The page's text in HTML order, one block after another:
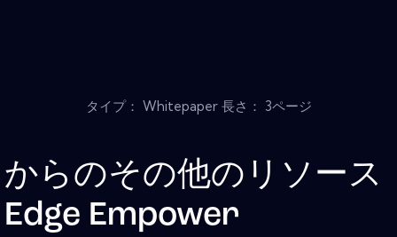
タイプ： Whitepaper 長さ： 3ページ
からのその他のリソース
Edge Empower